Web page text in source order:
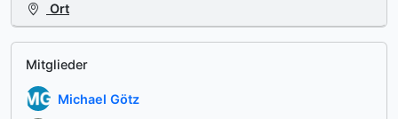
Ort
Mitglieder
Michael Götz